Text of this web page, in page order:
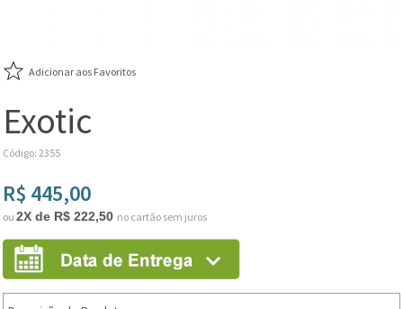
Adicionar aos Favoritos
Exotic
Código: 2355
R$ 445,00
ou 2X de R$ 222,50 no cartão sem juros